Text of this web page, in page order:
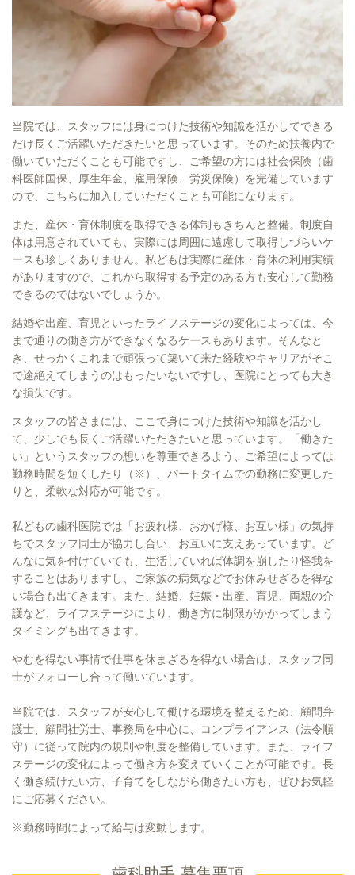
当院では、スタッフには身につけた技術や知識を活かしてできる
だけ長くご活躍いただきたいと思っています。そのため扶養内で
働いていただくことも可能ですし、ご希望の方には社会保険（歯
科医師国保、厚生年金、雇用保険、労災保険）を完備しています
ので、こちらに加入していただくことも可能になります。
また、産休・育休制度を取得できる体制もきちんと整備。制度自
体は用意されていても、実際には周囲に遠慮して取得しづらいケ
ースも珍しくありません。私どもは実際に産休・育休の利用実績
がありますので、これから取得する予定のある方も安心して勤務
できるのではないでしょうか。
結婚や出産、育児といったライフステージの変化によっては、今
まで通りの働き方ができなくなるケースもあります。そんなと
き、せっかくこれまで頑張って築いて来た経験やキャリアがそこ
で途絶えてしまうのはもったいないですし、医院にとっても大き
な損失です。
スタッフの皆さまには、ここで身につけた技術や知識を活かし
て、少しでも長くご活躍いただきたいと思っています。「働きた
い」というスタッフの想いを尊重できるよう、ご希望によっては
勤務時間を短くしたり（※）、パートタイムでの勤務に変更した
りと、柔軟な対応が可能です。
私どもの歯科医院では「お疲れ様、おかげ様、お互い様」の気持
ちでスタッフ同士が協力し合い、お互いに支えあっています。ど
んなに気を付けていても、生活していれば体調を崩したり怪我を
することはありますし、ご家族の病気などでお休みせざるを得な
い場合も出てきます。また、結婚、妊娠・出産、育児、両親の介
護など、ライフステージにより、働き方に制限がかかってしまう
タイミングも出てきます。
やむを得ない事情で仕事を休まざるを得ない場合は、スタッフ同
士がフォローし合って働いています。
当院では、スタッフが安心して働ける環境を整えるため、顧問弁
護士、顧問社労士、事務局を中心に、コンプライアンス（法令順
守）に従って院内の規則や制度を整備しています。また、ライフ
ステージの変化によって働き方を変えていくことが可能です。長
く働き続けたい方、子育てをしながら働きたい方も、ぜひお気軽
にご応募ください。
※勤務時間によって給与は変動します。